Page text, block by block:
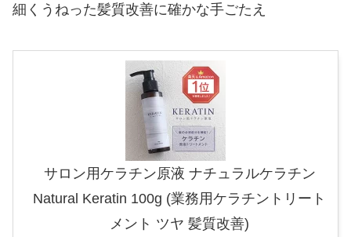
細くうねった髪質改善に確かな手ごたえ
サロン用ケラチン原液 ナチュラルケラチン
Natural Keratin 100g (業務用ケラチントリート
メント ツヤ 髪質改善)